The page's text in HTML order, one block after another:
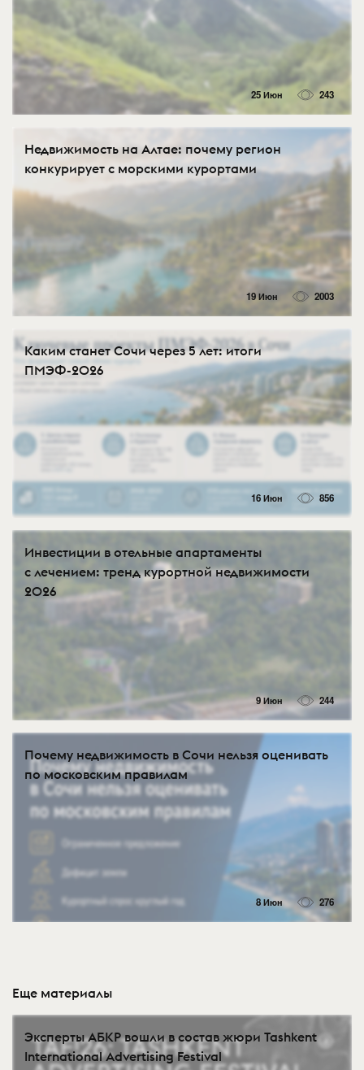
25 Июн 243
Недвижимость на Алтае: почему регион
конкурирует с морскими курортами
19 Июн 2003
Каким станет Сочи через 5 лет: итоги
ПМЭФ-2026
16 Июн 856
Инвестиции в отельные апартаменты
с лечением: тренд курортной недвижимости
2026
9 Июн 244
Почему недвижимость в Сочи нельзя оценивать
по московским правилам
8 Июн 276
Еще материалы
Эксперты АБКР вошли в состав жюри Tashkent
International Advertising Festival